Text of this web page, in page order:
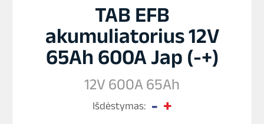
TAB EFB
akumuliatorius 12V
65Ah 600A Jap (-+)
12V 600A 65Ah
Išdėstymas: